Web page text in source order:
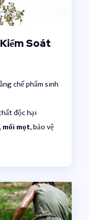
Soát
chế phẩm sinh
độc hại
mối mọt, bảo vệ